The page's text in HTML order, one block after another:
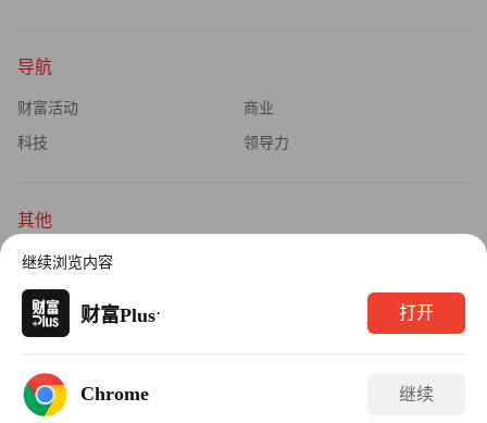
导航
财富活动 商业
科技 领导力
其他
杂志订阅
隐私政策
Copyright © 2026财富媒体知识产权有限公司
版权所有，未经书面许可，任何机构不得转载
继续浏览内容
财富Plus· 打开
Chrome 继续